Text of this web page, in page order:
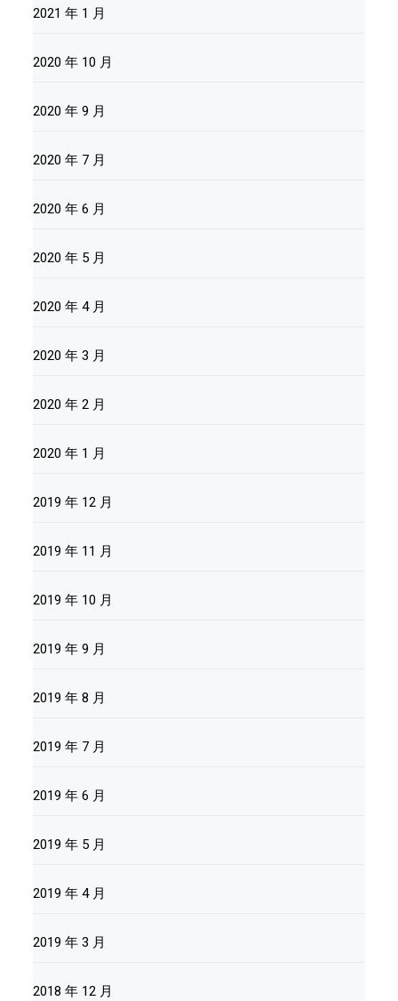
2021 年 1 月
2020 年 10 月
2020 年 9 月
2020 年 7 月
2020 年 6 月
2020 年 5 月
2020 年 4 月
2020 年 3 月
2020 年 2 月
2020 年 1 月
2019 年 12 月
2019 年 11 月
2019 年 10 月
2019 年 9 月
2019 年 8 月
2019 年 7 月
2019 年 6 月
2019 年 5 月
2019 年 4 月
2019 年 3 月
2018 年 12 月